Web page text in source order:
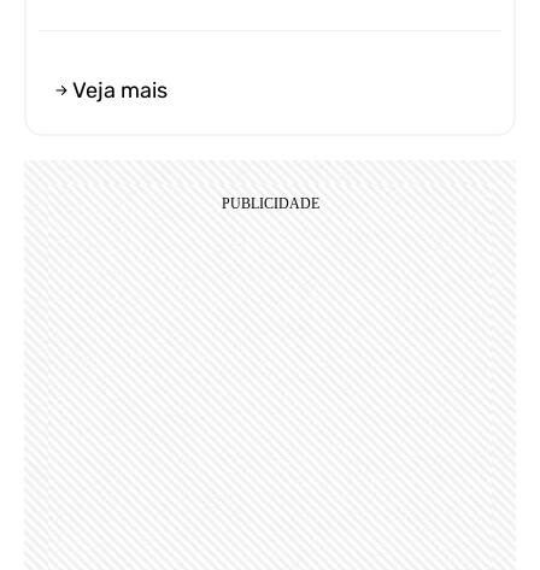
Veja mais